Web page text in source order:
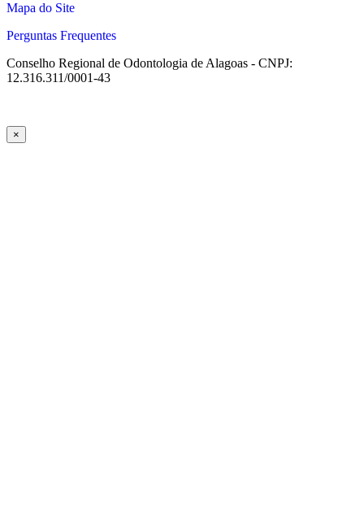
Mapa do Site
Perguntas Frequentes
Conselho Regional de Odontologia de Alagoas - CNPJ:
12.316.311/0001-43
×